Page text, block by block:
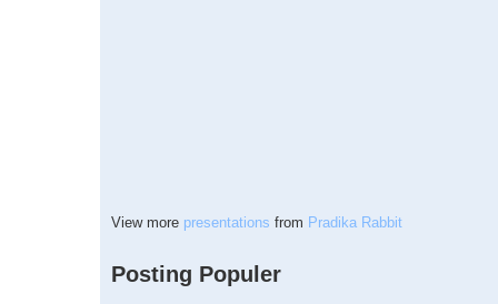
View more presentations from Pradika Rabbit
Posting Populer